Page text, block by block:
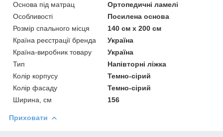
Основа під матрац
Ортопедичні ламелі
Особливості
Посилена основа
Розмір спального місця
140 см х 200 см
Країна реєстрації бренда
Україна
Країна-виробник товару
Україна
Тип
Напівторні ліжка
Колір корпусу
Темно-сірий
Колір фасаду
Темно-сірий
Ширина, см
156
Приховати